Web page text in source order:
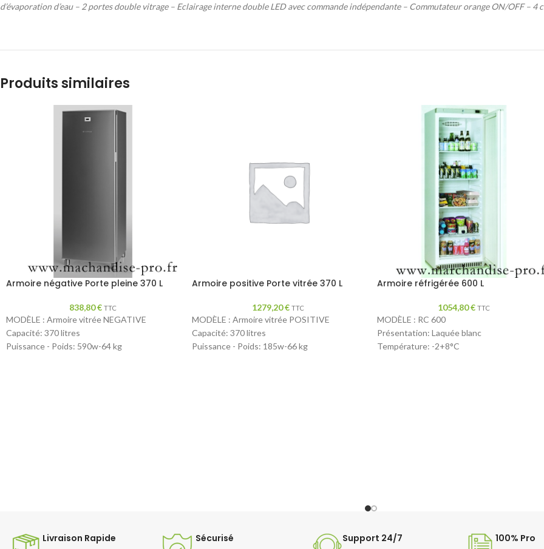
d’évaporation d’eau – 2 portes double vitrage – Eclairage interne double LED avec commande indépendante – Commutateur orange ON/OFF –
Produits similaires
Armoire négative Porte pleine 370 L
838,80€ TTC
MODÈLE : Armoire vitrée NEGATIVE
Capacité: 370 litres
Puissance - Poids: 590w-64 kg
Armoire positive Porte vitrée 370 L
1279,20€ TTC
MODÈLE : Armoire vitrée POSITIVE
Capacité: 370 litres
Puissance - Poids: 185w-66 kg
Armoire réfrigérée 600 L
1054,80€ TTC
MODÈLE : RC 600
Présentation: Laquée blanc
Température: -2+8°C
Livraison Rapide Sécurisé Support 24/7 100% Pro